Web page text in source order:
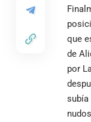
que
de
por
subía